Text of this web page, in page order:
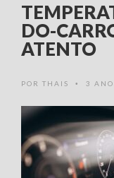
DO-
ATENTO
POR THAIS • 3